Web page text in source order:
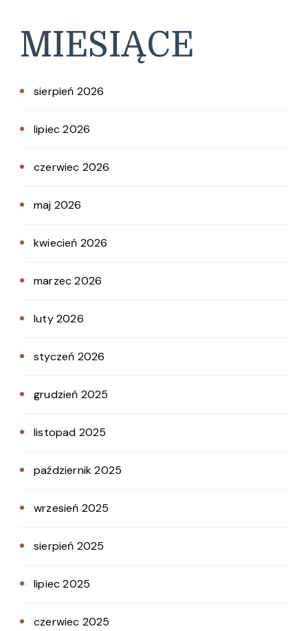
MIESIĄCE
sierpień 2026
lipiec 2026
czerwiec 2026
maj 2026
kwiecień 2026
marzec 2026
luty 2026
styczeń 2026
grudzień 2025
listopad 2025
październik 2025
wrzesień 2025
sierpień 2025
lipiec 2025
czerwiec 2025